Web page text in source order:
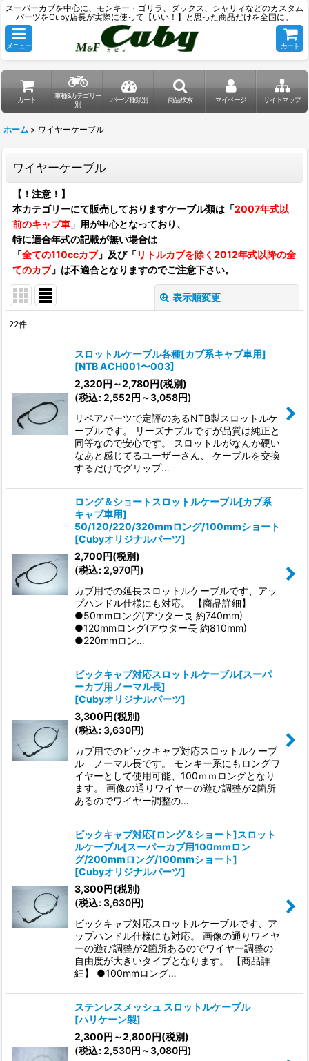
スーパーカブを中心に、モンキー・ゴリラ、ダックス、シャリィなどのカスタム
パーツをCuby店長が実際に使って【いい！】と思った商品だけを全国に。
メニュー カート
カート
車種&カテゴリー
別
パーツ種類別 商品検索 マイページ サイトマップ
ホーム > ワイヤーケーブル
ワイヤーケーブル
【！注意！】
本カテゴリーにて販売しておりますケーブル類は「2007年式以
前のキャブ車 」用が中心となっており、
特に適合年式の記載が無い場合は
「全ての110ccカブ」及び「リトルカブを除く2012年式以降の全
てのカブ」は不適合となりますのでご注意下さい。
表示順変更
絞り込む
22件
スロットルケーブル各種[カブ系キャブ車用]
[NTB ACH001〜003]
2,320円 ～2,780円(税別)
(税込: 2,552円 ～3,058円)
リペアパーツで定評のあるNTB製スロットルケ
ーブルです。 リーズナブルですが品質は純正と
同等なので安心です。 スロットルがなんか硬い
なあと感じてるユーザーさん、 ケーブルを交換
するだけでグリップ…
ロング＆ショートスロットルケーブル[カブ系
キャブ車用]
50/120/220/320mmロング/100mmショート
[Cubyオリジナルパーツ]
2,700円(税別)
(税込: 2,970円)
カブ用での延長スロットルケーブルです、アッ
プハンドル仕様にも対応。 【商品詳細】
●50mmロング(アウター長 約740mm)
●120mmロング(アウター長 約810mm)
●220mmロン…
ビックキャブ対応スロットルケーブル[スーパ
ーカブ用ノーマル長]
[Cubyオリジナルパーツ]
3,300円(税別)
(税込: 3,630円)
カブ用でのビックキャブ対応スロットルケーブ
ル ノーマル長です。 モンキー系にもロングワ
イヤーとして使用可能、100ｍｍロングとなり
ます。 画像の通りワイヤーの遊び調整が2箇所
あるのでワイヤー調整の…
ビックキャブ対応[ロング＆ショート]スロット
ルケーブル[スーパーカブ用100mmロン
グ/200mmロング/100mmショート]
[Cubyオリジナルパーツ]
3,300円(税別)
(税込: 3,630円)
ビックキャブ対応スロットルケーブルです、ア
ップハンドル仕様にも対応。 画像の通りワイヤ
ーの遊び調整が2箇所あるのでワイヤー調整の
自由度が大きいタイプとなります。 【商品詳
細】 ●100mmロング…
ステンレスメッシュ スロットルケーブル
[ハリケーン製]
2,300円 ～2,800円(税別)
(税込: 2,530円 ～3,080円)